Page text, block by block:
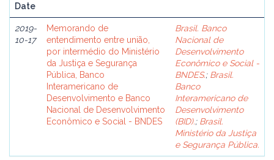
Date
2019-
10-17
Memorando de
entendimento entre união,
por intermédio do Ministério
da Justiça e Segurança
Pública, Banco
Interamericano de
Desenvolvimento e Banco
Nacional de Desenvolvimento
Econômico e Social - BNDES
Brasil. Banco
Nacional de
Desenvolvimento
Econômico e Social -
BNDES.; Brasil.
Banco
Interamericano de
Desenvolvimento
(BID).; Brasil.
Ministério da Justiça
e Segurança Pública.